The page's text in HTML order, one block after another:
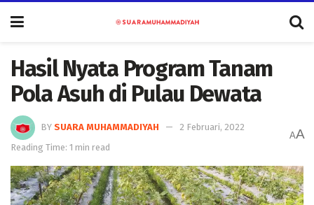
Hasil Nyata Program Tanam
Pola Asuh di Pulau Dewata
BY SUARA MUHAMMADIYAH
2 Februari, 2022
Reading Time: 1 min read
AA